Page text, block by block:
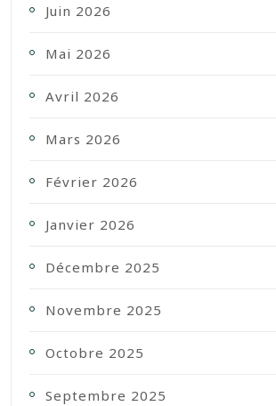
Juin 2026
Mai 2026
Avril 2026
Mars 2026
Février 2026
Janvier 2026
Décembre 2025
Novembre 2025
Octobre 2025
Septembre 2025